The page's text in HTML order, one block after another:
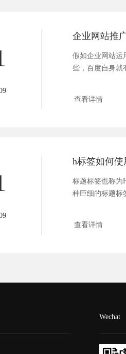
企业网站推
假如企业网站运
些，百度自身就
查看详情
标题标签也称为
种巨细的标题标
查看详情
Wechat